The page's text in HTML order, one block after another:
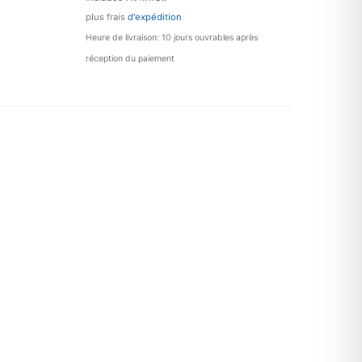
plus frais d'expédition
Heure de livraison: 10 jours ouvrables après
réception du paiement